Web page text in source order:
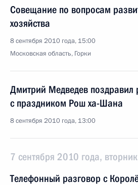
Совещание по вопросам
хозяйства
8 сентября 2010 года, 15:00
Московская область, Горки
Дмитрий Медведев поздравил
с праздником Рош ха-Шана
8 сентября 2010 года, 13:00
7 сентября 2010 года, вторник
Телефонный разговор с